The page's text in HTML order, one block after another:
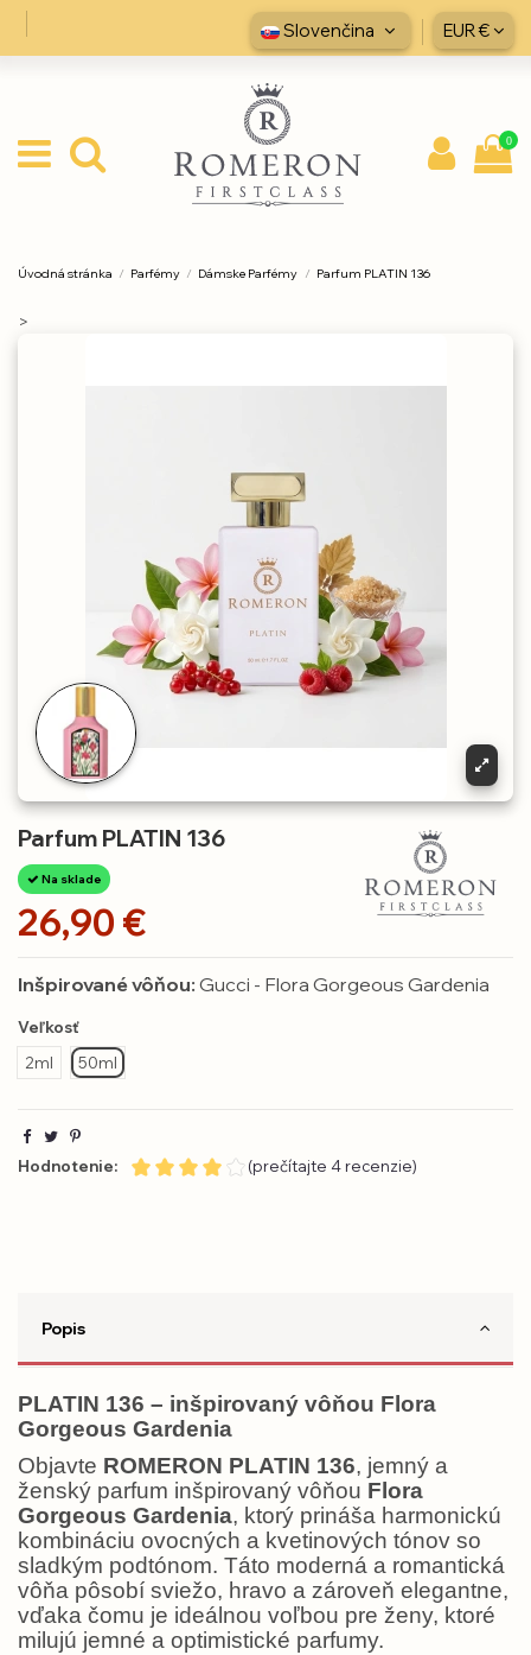
Slovenčina EUR €
0
Úvodná stránka Parfémy Dámske Parfémy Parfum PLATIN 136
>
Parfum PLATIN 136
Na sklade
26,90 €
Inšpirované vôňou: Gucci - Flora Gorgeous Gardenia
Veľkosť
2ml
50ml
Hodnotenie: (prečítajte 4 recenzie)
Popis
PLATIN 136 – inšpirovaný vôňou Flora
Gorgeous Gardenia
Objavte ROMERON PLATIN 136, jemný a
ženský parfum inšpirovaný vôňou Flora
Gorgeous Gardenia, ktorý prináša harmonickú
kombináciu ovocných a kvetinových tónov so
sladkým podtónom. Táto moderná a romantická
vôňa pôsobí sviežo, hravo a zároveň elegantne,
vďaka čomu je ideálnou voľbou pre ženy, ktoré
milujú jemné a optimistické parfumy.